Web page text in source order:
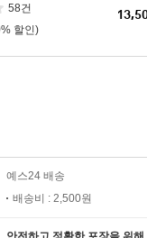
58건
할인)
예스24 배송
배송비 : 2,500원